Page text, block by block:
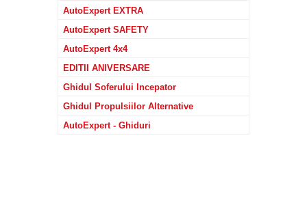
AutoExpert EXTRA
AutoExpert SAFETY
AutoExpert 4x4
EDITII ANIVERSARE
Ghidul Soferului Incepator
Ghidul Propulsiilor Alternative
AutoExpert - Ghiduri